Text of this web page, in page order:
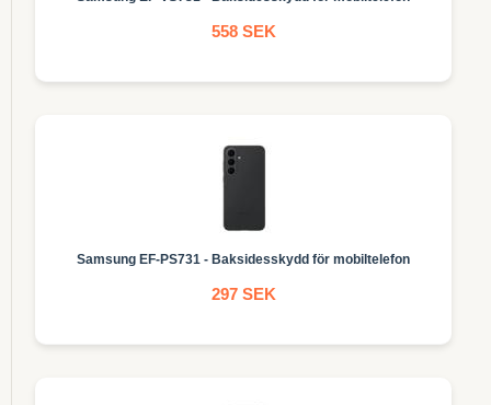
558 SEK
Samsung EF-PS731 - Baksidesskydd för mobiltelefon
297 SEK